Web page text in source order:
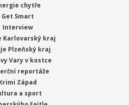
chytře
Get Smart
Interview
Karlovarský kraj
Plzeňský kraj
Vary v kostce
reportáže
Západ
a sport